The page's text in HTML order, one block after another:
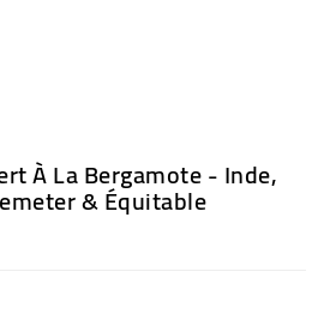
À La Bergamote - Inde,
& Équitable